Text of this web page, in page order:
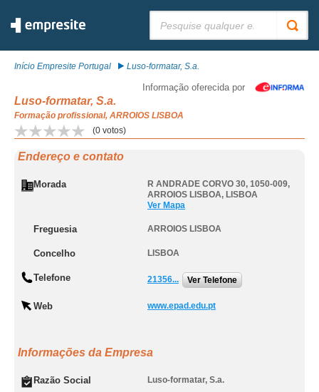
Início Empresite Portugal Luso-formatar, S.a.
Informação oferecida por
Luso-formatar, S.a.
Formação profissional, ARROIOS LISBOA
(0 votos)
Endereço e contato
Morada R ANDRADE CORVO 30, 1050-009,
ARROIOS LISBOA, LISBOA
Ver Mapa
Freguesia ARROIOS LISBOA
Concelho LISBOA
Telefone 21356... Ver Telefone
Web www.epad.edu.pt
Informações da Empresa
Razão Social Luso-formatar, S.a.